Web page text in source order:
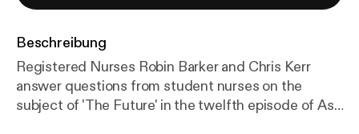
Beschreibung
Registered Nurses Robin Barker and Chris Kerr
answer questions from student nurses on the
subject of 'The Future' in the twelfth episode of Ask